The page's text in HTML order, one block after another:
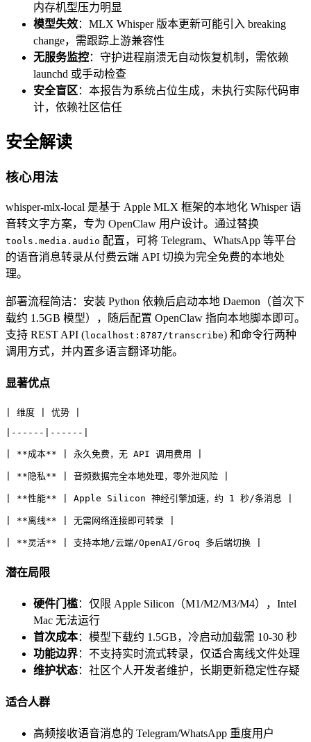
内存机型压力明显
模型失效：MLX Whisper 版本更新可能引入 breaking
change，需跟踪上游兼容性
无服务监控：守护进程崩溃无自动恢复机制，需依赖
launchd 或手动检查
安全盲区 ：本报告为系统占位生成，未执行实际代码审
计，依赖社区信任
安全解读
核心用法
whisper-mlx-local 是基于 Apple MLX 框架的本地化 Whisper 语
音转文字方案，专为 OpenClaw 用户设计。通过替换
tools.media.audio 配置，可将 Telegram、WhatsApp 等平台
的语音消息转录从付费云端 API 切换为完全免费的本地处
理。
部署流程简洁：安装 Python 依赖后启动本地 Daemon（首次下
载约 1.5GB 模型），随后配置 OpenClaw 指向本地脚本即可。
支持 REST API (localhost:8787/transcribe) 和命令行两种
调用方式，并内置多语言翻译功能。
显著优点
| 维度 | 优势 |
|------|------|
| **成本** | 永久免费，无 API 调用费用 |
| **隐私** | 音频数据完全本地处理，零外泄风险 |
| **性能** | Apple Silicon 神经引擎加速，约 1 秒/条消息 |
| **离线** | 无需网络连接即可转录 |
| **灵活** | 支持本地/云端/OpenAI/Groq 多后端切换 |
潜在局限
硬件门槛：仅限 Apple Silicon（M1/M2/M3/M4），Intel
Mac 无法运行
首次成本：模型下载约 1.5GB，冷启动加载需 10-30 秒
功能边界：不支持实时流式转录，仅适合离线文件处理
维护状态：社区个人开发者维护，长期更新稳定性存疑
适合人群
高频接收语音消息的 Telegram/WhatsApp 重度用户